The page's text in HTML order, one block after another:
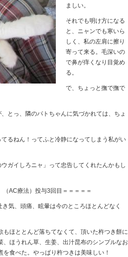
ましい。
それでも明け方になる
と、ニャンでも寒いら
しく、私の左肩に擦り
寄って来る。毛深いの
で鼻が痒くなり目覚め
る。
で、ちょっと撫で撫で
とっ、隣のパトちゃんに気づかれては、ちょ
るねん！ってふと冷静になってしまう私がい
ガイしろニャ」って忠告してくれたんかもし
AC療法）投与3回目＝＝＝＝＝
気、頭痛、眩暈は今のところほとんどなく
もほととんど落ちてなくて、頂いた杵つき餅に
、ほうれん草、生姜、出汁昆布のシンプルなお
を食べた。やっぱり杵つきは美味しい！